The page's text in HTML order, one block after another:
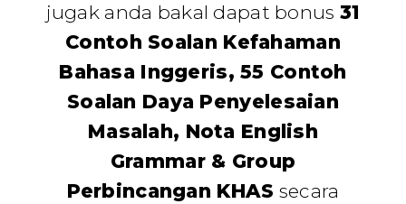
jugak anda bakal dapat bonus 31
Contoh Soalan Kefahaman
Bahasa Inggeris, 55 Contoh
Soalan Daya Penyelesaian
Masalah, Nota English
Grammar & Group
Perbincangan KHAS secara